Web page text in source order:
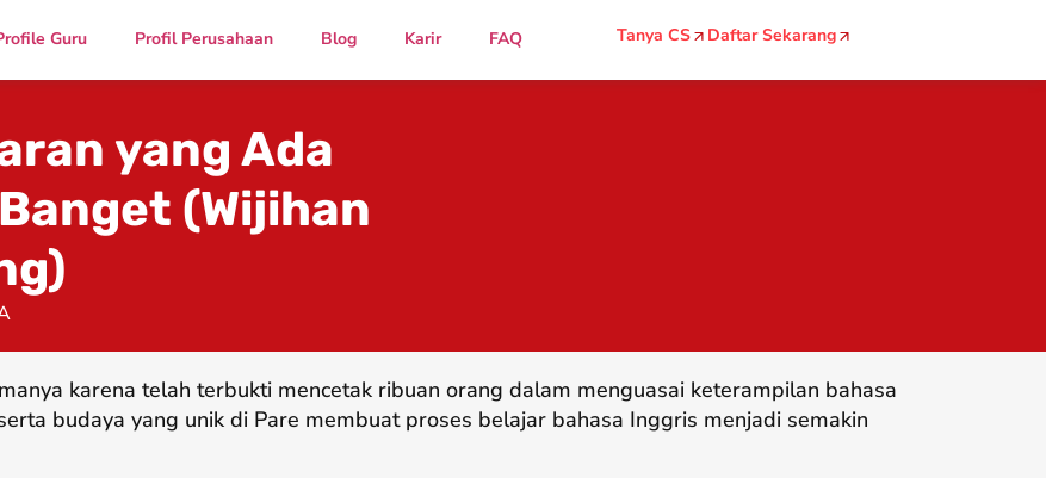
Guru Profil Perusahaan Blog Karir FAQ Tanya CS Daftar Sekarang
yang Ada
(Wijihan
karena telah terbukti mencetak ribuan orang dalam menguasai keterampilan bahasa
budaya yang unik di Pare membuat proses belajar bahasa Inggris menjadi semakin